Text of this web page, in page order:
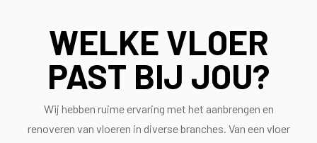
WELKE VLOER
PAST BIJ JOU?
Wij hebben ruime ervaring met het aanbrengen en
renoveren van vloeren in diverse branches. Van een vloer